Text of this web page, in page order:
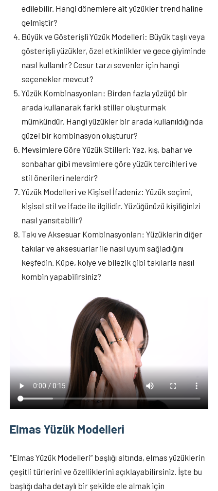
edilebilir. Hangi dönemlere ait yüzükler trend haline
gelmiştir?
Büyük ve Gösterişli Yüzük Modelleri: Büyük taşlı veya
gösterişli yüzükler, özel etkinlikler ve gece giyiminde
nasıl kullanılır? Cesur tarzı sevenler için hangi
seçenekler mevcut?
Yüzük Kombinasyonları: Birden fazla yüzüğü bir
arada kullanarak farklı stiller oluşturmak
mümkündür. Hangi yüzükler bir arada kullanıldığında
güzel bir kombinasyon oluşturur?
Mevsimlere Göre Yüzük Stilleri: Yaz, kış, bahar ve
sonbahar gibi mevsimlere göre yüzük tercihleri ve
stil önerileri nelerdir?
Yüzük Modelleri ve Kişisel İfadeniz: Yüzük seçimi,
kişisel stil ve ifade ile ilgilidir. Yüzüğünüzü kişiliğinizi
nasıl yansıtabilir?
Takı ve Aksesuar Kombinasyonları: Yüzüklerin diğer
takılar ve aksesuarlar ile nasıl uyum sağladığını
keşfedin. Küpe, kolye ve bilezik gibi takılarla nasıl
kombin yapabilirsiniz?
Elmas Yüzük Modelleri
“Elmas Yüzük Modelleri” başlığı altında, elmas yüzüklerin
çeşitli türlerini ve özelliklerini açıklayabilirsiniz. İşte bu
başlığı daha detaylı bir şekilde ele almak için